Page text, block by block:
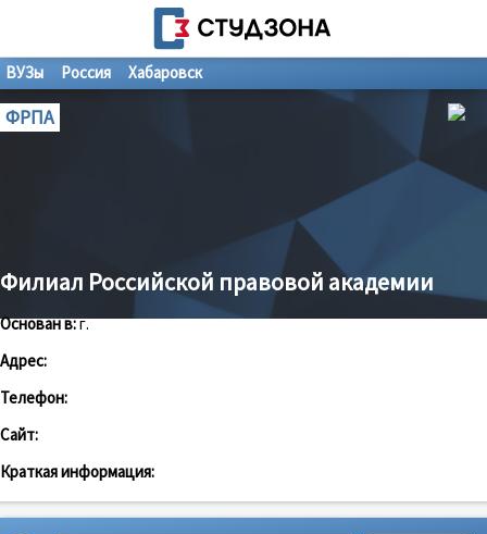
ВУЗы Россия Хабаровск
ФРПА
Филиал Российской правовой академии
Основан в:г.
Адрес:
Телефон:
Сайт:
Краткая информация: